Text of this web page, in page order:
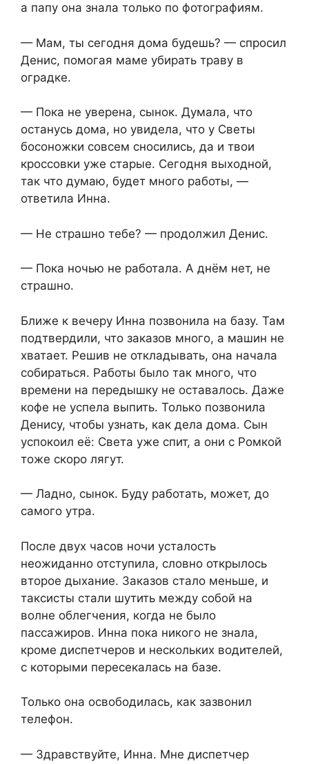
а папу она знала только по фотографиям.
— Мам, ты сегодня дома будешь? — спросил
Денис, помогая маме убирать траву в
оградке.
— Пока не уверена, сынок. Думала, что
останусь дома, но увидела, что у Светы
босоножки совсем сносились, да и твои
кроссовки уже старые. Сегодня выходной,
так что думаю, будет много работы, —
ответила Инна.
— Не страшно тебе? — продолжил Денис.
— Пока ночью не работала. А днём нет, не
страшно.
Ближе к вечеру Инна позвонила на базу. Там
подтвердили, что заказов много, а машин не
хватает. Решив не откладывать, она начала
собираться. Работы было так много, что
времени на передышку не оставалось. Даже
кофе не успела выпить. Только позвонила
Денису, чтобы узнать, как дела дома. Сын
успокоил её: Света уже спит, а они с Ромкой
тоже скоро лягут.
— Ладно, сынок. Буду работать, может, до
самого утра.
После двух часов ночи усталость
неожиданно отступила, словно открылось
второе дыхание. Заказов стало меньше, и
таксисты стали шутить между собой на
волне облегчения, когда не было
пассажиров. Инна пока никого не знала,
кроме диспетчеров и нескольких водителей,
с которыми пересекалась на базе.
Только она освободилась, как зазвонил
телефон.
— Здравствуйте, Инна. Мне диспетчер